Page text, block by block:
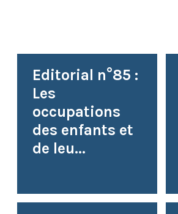
Editorial n°85 :
Les
occupations
des enfants et
de leu...